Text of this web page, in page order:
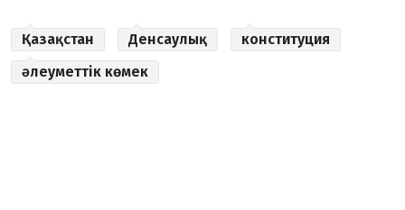
Қазақстан Денсаулық
конституция
әлеуметтік көмек